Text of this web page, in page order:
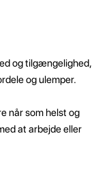
og tilgængelighed,
og ulemper.
når som helst og
at arbejde eller